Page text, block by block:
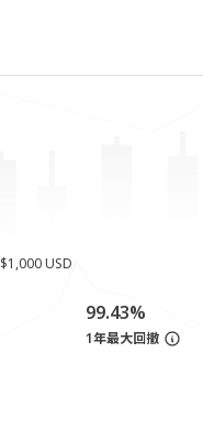
$1,000 USD
99.43%
1年最大回撤